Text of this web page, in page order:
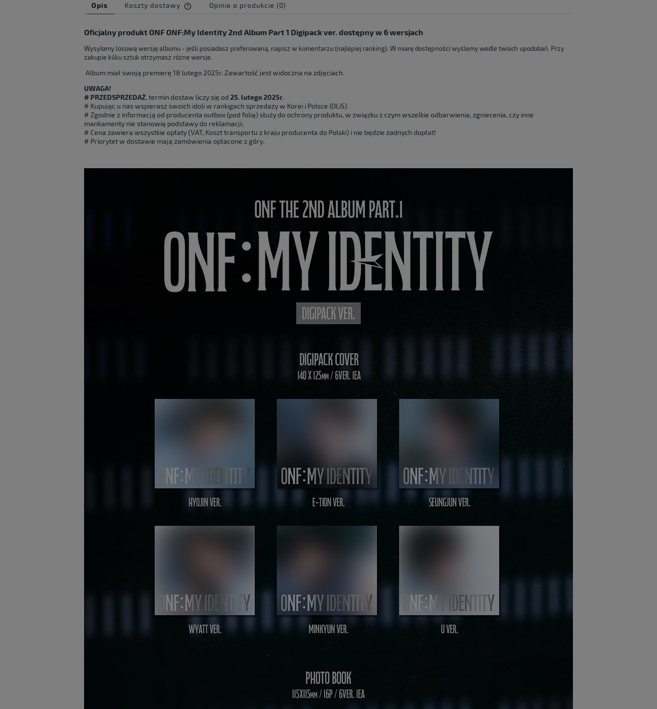
Opis Koszty dostawy
Cena nie zawiera ewentualnych
Opinie o produkcie (0)
Oficjalny produkt ONF ONF:My Identity 2nd Album Part 1 Digipack ver. dostępny w 6 wersjach
Wysyłamy losową wersję albumu - jeśli posiadasz preferowaną, napisz w komentarzu (najlepiej ranking). W miarę dostępności wyślemy wedle twoich upodobań. Przy
zakupie kilku sztuk otrzymasz różne wersje.
Album miał swoją premierę 18 lutego 2025r. Zawartość jest widoczna na zdjęciach.
UWAGA!
# PRZEDSPRZEDAŻ, termin dostaw liczy się od 25. lutego 2025r.
# Kupując u nas wspierasz swoich idoli w rankigach sprzedaży w Korei i Polsce (OLiS)
# Zgodnie z informacją od producenta outbox (pod folią) służy do ochrony produktu, w związku z czym wszelkie odbarwienia, zgniecenia, czy inne
mankamenty nie stanowią podstawy do reklamacji;
# Cena zawiera wszystkie opłaty (VAT, Koszt transportu z kraju producenta do Polski) i nie będzie żadnych dopłat!
# Priorytet w dostawie mają zamówienia opłacone z góry.